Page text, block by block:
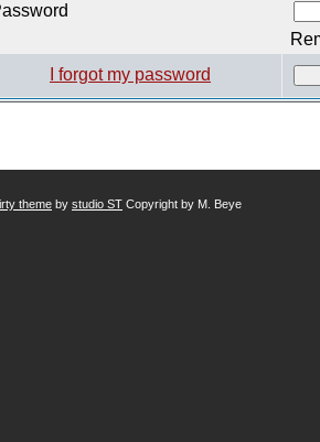
I forgot my password
theme by studio ST Copyright by M. Beye